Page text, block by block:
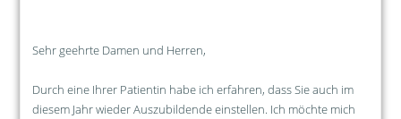
Sehr geehrte Damen und Herren,
Durch eine Ihrer Patientin habe ich erfahren, dass Sie auch im
diesem Jahr wieder Auszubildende einstellen. Ich möchte mich